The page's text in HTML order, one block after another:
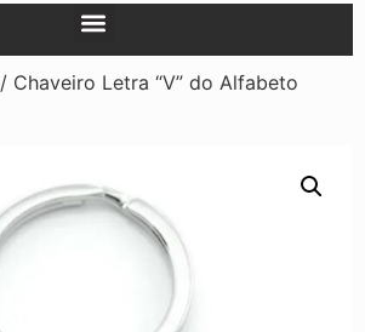
/ Chaveiro Letra “V” do Alfabeto